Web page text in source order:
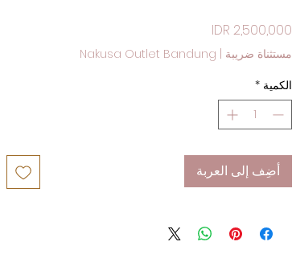
مستثناة ضريبة
Nakusa Outlet Bandung
الكمية *
أضِف إلى العربة